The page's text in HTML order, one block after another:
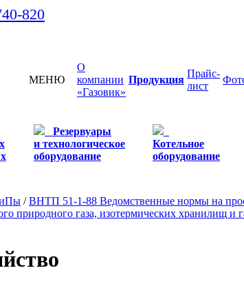
820
МЕНЮ
О
компании
«Газовик»
Продукция
Прайс-
лист
Резервуары
и технологическое
оборудование
Котельное
оборудование
/ВНТП 51-1-88 Ведомственные нормы на
природного газа, изотермических хранилищ и